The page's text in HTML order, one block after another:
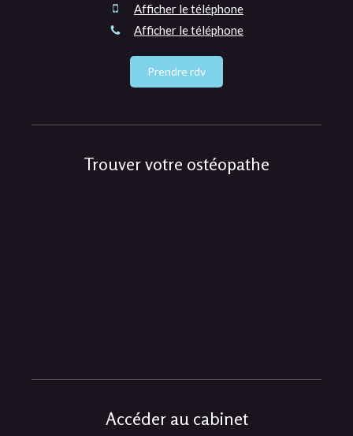
Afficher le téléphone
Afficher le téléphone
Prendre rdv
Trouver votre ostéopathe
Accéder au cabinet